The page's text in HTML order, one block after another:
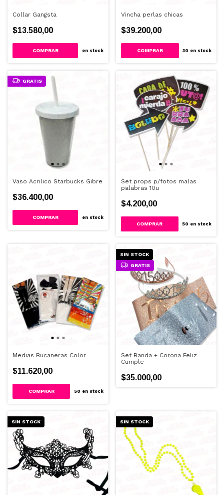
Collar Gangsta
$13.580,00
en stock
Vincha perlas chicas
$39.200,00
30 en stock
GRATIS
Vaso Acrilico Starbucks Gibre
$36.400,00
COMPRAR en stock
Set props p/fotos malas
palabras 10u
$4.200,00
50 en stock
Medias Bucaneras Color
$11.620,00
50 en stock
SIN STOCK
GRATIS
Set Banda + Corona Feliz
Cumple
$35.000,00
SIN STOCK SIN STOCK